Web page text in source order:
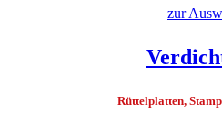
zur
Rüttelplatten,